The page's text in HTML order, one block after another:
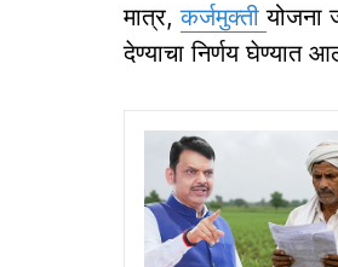
मात्र,कर्जमुक्तीयोजना
देण्याचा निर्णय घेण्यात